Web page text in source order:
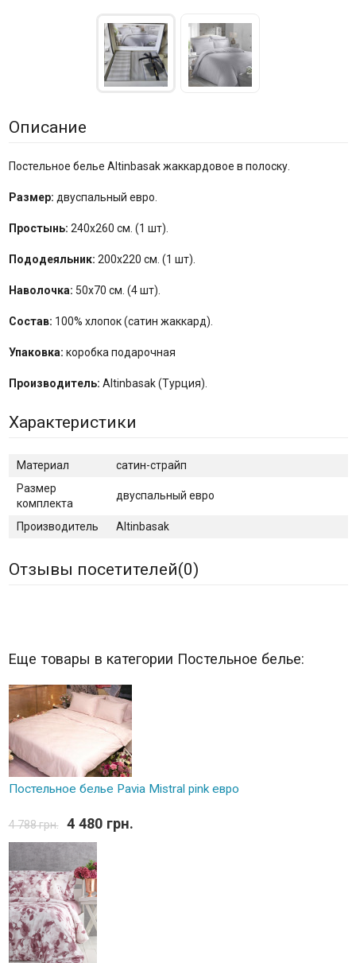
Описание
Постельное белье Altinbasak жаккардовое в полоску.
Размер: двуспальный евро.
Простынь: 240х260 см. (1 шт).
Пододеяльник: 200х220 см. (1 шт).
Наволочка: 50х70 см. (4 шт).
Состав: 100% хлопок (сатин жаккард).
Упаковка: коробка подарочная
Производитель: Altinbasak (Турция).
Характеристики
Материал
сатин-страйп
Размер
комплекта
двуспальный евро
Производитель Altinbasak
Отзывы посетителей(0)
Еще товары в категории Постельное белье:
Постельное белье Pavia Mistral pink евро
4 788 грн. 4 480 грн.